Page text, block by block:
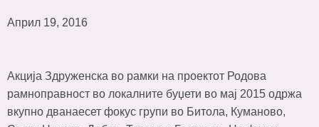
Април 19, 2016
Акција Здруженска во рамки на проектот Родова
рамноправност во локалните буџети во мај 2015 одржа
вкупно дванаесет фокус групи во Битола, Куманово,